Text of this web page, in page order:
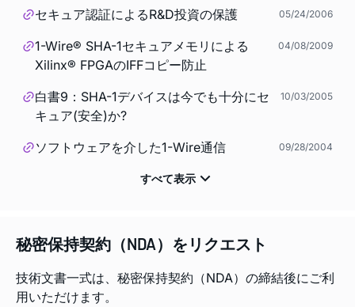
セキュア認証によるR&D投資の保護 05/24/2006
1-Wire® SHA-1セキュアメモリによる
Xilinx® FPGAのIFFコピー防止
04/08/2009
白書9：SHA-1デバイスは今でも十分にセ
キュア(安全)か?
10/03/2005
ソフトウェアを介した1-Wire通信 09/28/2004
秘密保持契約（NDA）をリクエスト
技術文書一式は、秘密保持契約（NDA）の締結後にご利
用いただけます。